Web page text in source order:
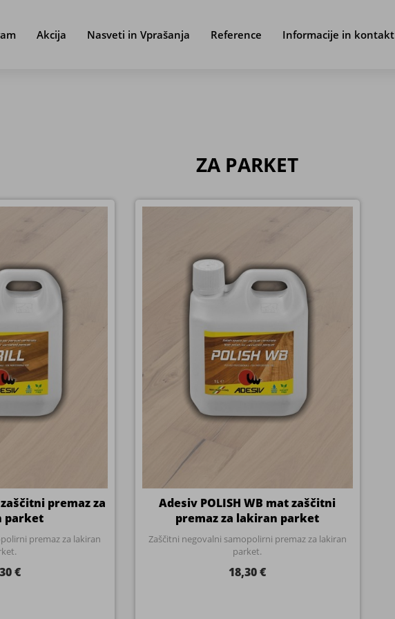
Akcija Nasveti in Vprašanja Reference Informacije in kontakt
ZA PARKET
zaščitni premaz za
parket
premaz za lakiran
€
Adesiv POLISH WB mat zaščitni
premaz za lakiran parket
Zaščitni negovalni samopolirni premaz za lakiran
parket.
18,30 €